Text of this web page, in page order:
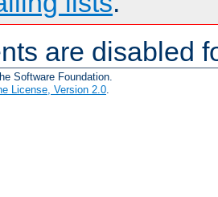
are disabled
Software Foundation.
License, Version 2.0